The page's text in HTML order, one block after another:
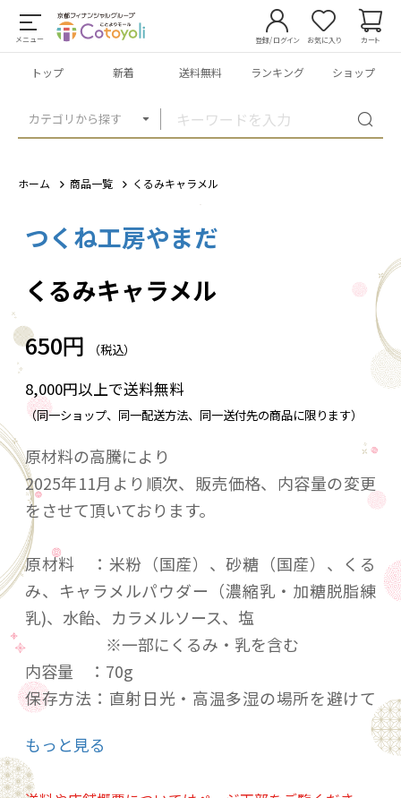
メニュー
カテゴリから探す
登録/ログイン お気に入り カート
トップ 新着 送料無料 ランキング ショップ
ホーム 商品一覧 くるみキャラメル
つくね工房やまだ
くるみキャラメル
650円 （税込）
8,000円以上で送料無料
（同一ショップ、同一配送方法、同一送付先の商品に限ります）
原材料の高騰により
2025年11月より順次、販売価格、内容量の変更
をさせて頂いております。
原材料 ：米粉（国産）、砂糖（国産）、くる
み、キャラメルパウダー（濃縮乳・加糖脱脂練
乳)、水飴、カラメルソース、塩
※一部にくるみ・乳を含む
内容量 ：70g
保存方法：直射日光・高温多湿の場所を避けて
賞味期限：袋ごとに記載しております。(製造日
より120日)
もっと見る